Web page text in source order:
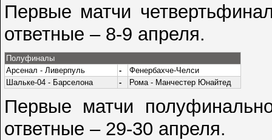
Первые матчи
ответные – 8-9 апреля.
Полуфиналы
Арсенал - Ливерпуль
-
Фенербахче-Челси
Шальке-04 - Барселона
- Рома - Манчестер Юнайтед
Первые матчи
ответные – 29-30 апреля.